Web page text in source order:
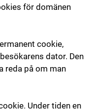
för domänen
cookie,
dator. Den
reda på om man
Under tiden en